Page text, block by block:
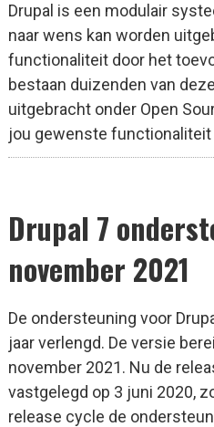
Drupal is een modulair
naar wens kan worden
functionaliteit door het
bestaan duizenden van
uitgebracht onder Open
jou gewenste functionaliteit
Drupal 7
november 2021
De ondersteuning voor
jaar verlengd. De versie
november 2021. Nu de
vastgelegd op 3 juni 2020,
release cycle de